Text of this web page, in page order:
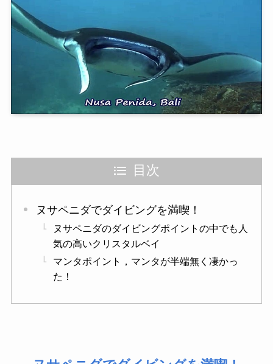
目次
ヌサペニダでダイビングを満喫！
ヌサペニダのダイビングポイントの中でも人
気の高いクリスタルベイ
マンタポイント，マンタが半端無く凄かっ
た！